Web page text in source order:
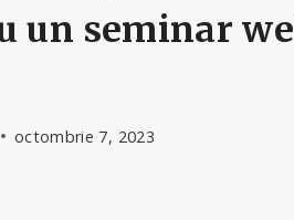
un seminar
octombrie 7, 2023